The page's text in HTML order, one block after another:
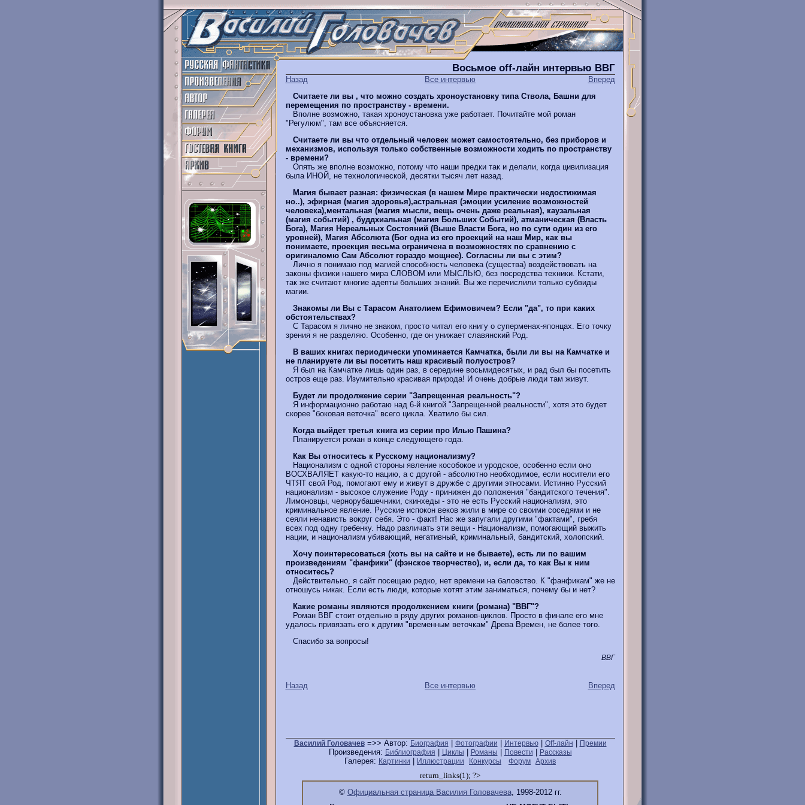
Восьмое оff-лайн интервью ВВГ
Назад Все интервью
Вперед
Считаете ли вы , что можно создать хроноустановку типа Ствола, Башни для
перемещения по пространству - времени.
Вполне возможно, такая хроноустановка уже работает. Почитайте мой роман
"Регулюм", там все объясняется.
Считаете ли вы что отдельный человек может самостоятельно, без приборов и
механизмов, используя только собственные возможности ходить по пространству
- времени?
Опять же вполне возможно, потому что наши предки так и делали, когда цивилизация
была ИНОЙ, не технологической, десятки тысяч лет назад.
Магия бывает разная: физическая (в нашем Мире практически недостижимая
но..), эфирная (магия здоровья),астральная (эмоции усиление возможностей
человека),ментальная (магия мысли, вещь очень даже реальная), каузальная
(магия событий) , буддхиальная (магия Больших Событий), атманическая (Власть
Бога), Магия Нереальных Состояний (Выше Власти Бога, но по сути один из его
уровней), Магия Абсолюта (Бог одна из его проекций на наш Мир, как вы
понимаете, проекция весьма ограничена в возможностях по сравнению с
оригиналомю Сам Абсолют гораздо мощнее). Согласны ли вы с этим?
Лично я понимаю под магией способность человека (существа) воздействовать на
законы физики нашего мира СЛОВОМ или МЫСЛЬЮ, без посредства техники. Кстати,
так же считают многие адепты больших знаний. Вы же перечислили только субвиды
магии.
Знакомы ли Вы с Тарасом Анатолием Ефимовичем? Если "да", то при каких
обстоятельствах?
С Тарасом я лично не знаком, просто читал его книгу о суперменах-японцах. Его точку
зрения я не разделяю. Особенно, где он унижает славянский Род.
В ваших книгах периодически упоминается Камчатка, были ли вы на Камчатке и
не планируете ли вы посетить наш красивый полуостров?
Я был на Камчатке лишь один раз, в середине восьмидесятых, и рад был бы посетить
остров еще раз. Изумительно красивая природа! И очень добрые люди там живут.
Будет ли продолжение серии "Запрещенная реальность"?
Я информационно работаю над 6-й книгой "Запрещенной реальности", хотя это будет
скорее "боковая веточка" всего цикла. Хватило бы сил.
Когда выйдет третья книга из серии про Илью Пашина?
Планируется роман в конце следующего года.
Как Вы относитесь к Русскому национализму?
Национализм с одной стороны явление кособокое и уродское, особенно если оно
ВОСХВАЛЯЕТ какую-то нацию, а с другой - абсолютно необходимое, если носители его
ЧТЯТ свой Род, помогают ему и живут в дружбе с другими этносами. Истинно Русский
национализм - высокое служение Роду - принижен до положения "бандитского течения".
Лимоновцы, чернорубашечники, скинхеды - это не есть Русский национализм, это
криминальное явление. Русские испокон веков жили в мире со своими соседями и не
сеяли ненависть вокруг себя. Это - факт! Нас же запугали другими "фактами", гребя
всех под одну гребенку. Надо различать эти вещи - Национализм, помогающий выжить
нации, и национализм убивающий, негативный, криминальный, бандитский, холопский.
Хочу поинтересоваться (хоть вы на сайте и не бываете), есть ли по вашим
произведениям "фанфики" (фэнское творчество), и, если да, то как Вы к ним
относитесь?
Действительно, я сайт посещаю редко, нет времени на баловство. К "фанфикам" же не
отношусь никак. Если есть люди, которые хотят этим заниматься, почему бы и нет?
Какие романы являются продолжением книги (романа) "ВВГ"?
Роман ВВГ стоит отдельно в ряду других романов-циклов. Просто в финале его мне
удалось привязать его к другим "временным веточкам" Древа Времен, не более того.
Спасибо за вопросы!
ВВГ
Назад Все интервью Вперед
Василий Головачев=>> Автор: Биография Фотографии Интервью| Off-лайн Премии
Произведения: Библиография Циклы Романы Повести Рассказы
Галерея: Картинки Иллюстрации Конкурсы Форум Архив
return_links(1); ?>
© Официальная страница Василия Головачева, 1998-2012 гг.